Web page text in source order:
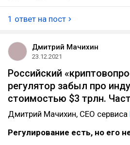
1 ответ на пост
Дмитрий Мачихин
23.12.2021
Российский
регулятор забыл про
стоимостью $3 трлн.
Дмитрий Мачихин, CEO сервиса
Регулирование есть, но его